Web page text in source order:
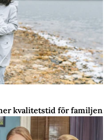
kvalitetstid för familjen